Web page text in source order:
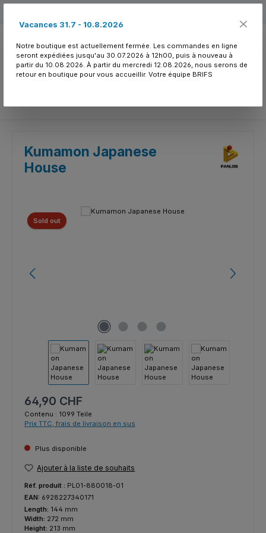
Kumamon Japanese
House
Ignorer la galerie d'images
Sold out
Prix régulier :
64,90 CHF
Contenu : 1099 Teile
Prix TTC, frais de livraison en sus
Plus disponible
Ajouter à la liste de souhaits
Réf. produit : PL01-880018-01
EAN: 6928227340171
Length: 144 mm
Width: 272 mm
Height: 213 mm
Vacances 31.7 - 10.8.2026
Notre boutique est actuellement fermée. Les commandes en ligne
seront expédiées jusqu'au 30.07.2026 à 12h00, puis à nouveau à
partir du 10.08.2026. À partir du mercredi 12.08.2026, nous serons de
retour en boutique pour vous accueillir. Votre équipe BRIFS